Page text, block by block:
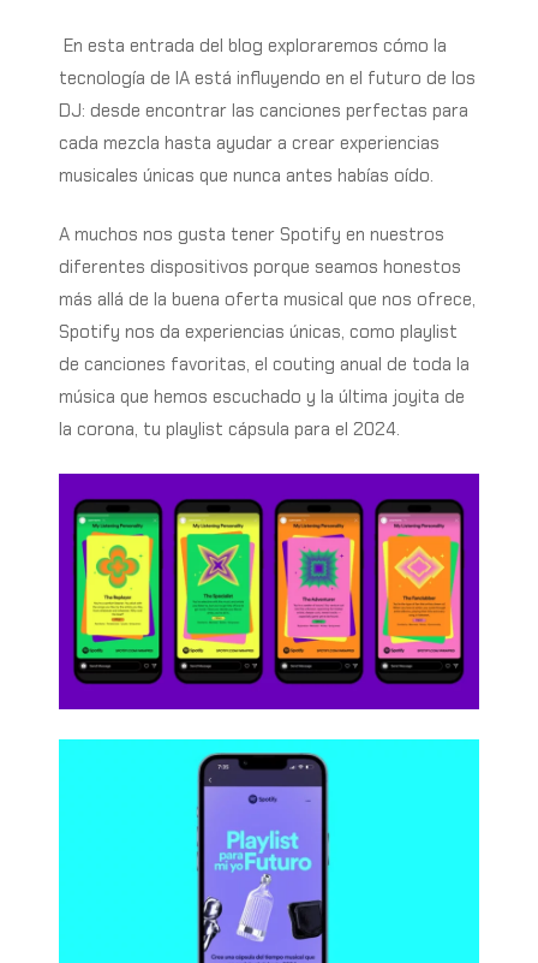
En esta entrada del blog exploraremos cómo la
tecnología de IA está influyendo en el futuro de los
DJ: desde encontrar las canciones perfectas para
cada mezcla hasta ayudar a crear experiencias
musicales únicas que nunca antes habías oído.
A muchos nos gusta tener Spotify en nuestros
diferentes dispositivos porque seamos honestos
más allá de la buena oferta musical que nos ofrece,
Spotify nos da experiencias únicas, como playlist
de canciones favoritas, el couting anual de toda la
música que hemos escuchado y la última joyita de
la corona, tu playlist cápsula para el 2024.